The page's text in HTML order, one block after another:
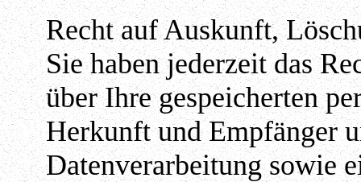
Recht auf Auskunft,
Sie haben jederzeit das
über Ihre gespeicherten
Herkunft und Empfänger
Datenverarbeitung sowie